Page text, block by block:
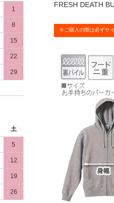
1
8
15
22
29
土
5
12
19
26
FRESH DEATH
※ご購入の際は必ずサ